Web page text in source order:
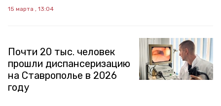
15 марта , 13:04
Почти 20 тыс. человек
прошли диспансеризацию
на Ставрополье в 2026
году